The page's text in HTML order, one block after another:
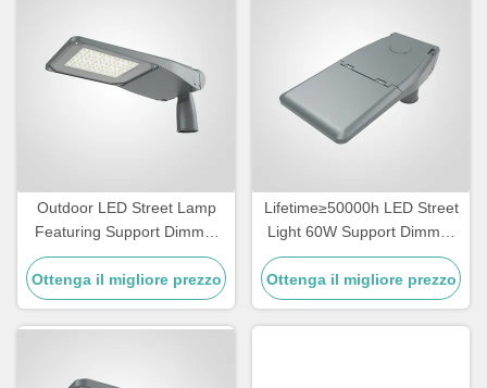
Outdoor LED Street Lamp
Featuring Support Dimmer
Ideal for Street Road
Lighting and Commercial
Outdoor Spaces
Ottenga il migliore prezzo
Lifetime≥50000h LED Street
Light 60W Support Dimmer
Long Lasting Outdoor
Lighting Ideal for City Streets
and Public Areas
Ottenga il migliore prezzo